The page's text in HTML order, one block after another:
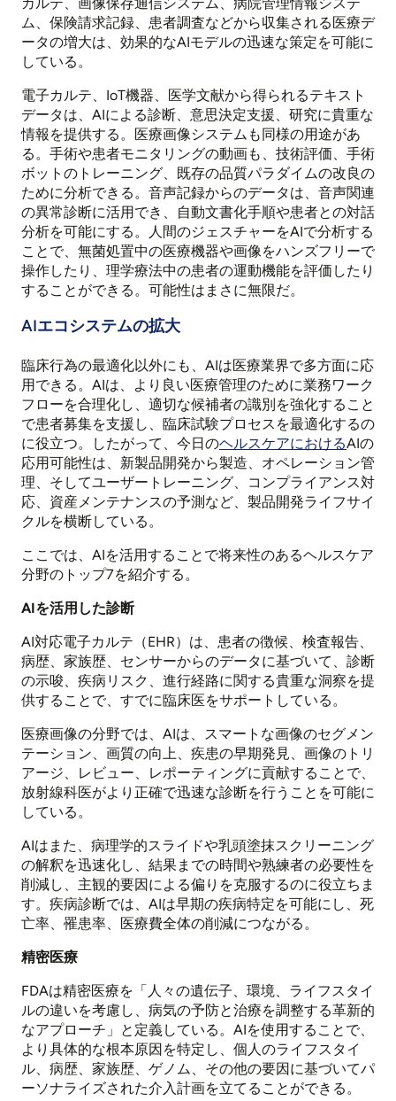
カルテ、画像保存通信システム、病院管理情報システ
ム、保険請求記録、患者調査などから収集される医療デ
ータの増大は、効果的なAIモデルの迅速な策定を可能に
している。
電子カルテ、IoT機器、医学文献から得られるテキスト
データは、AIによる診断、意思決定支援、研究に貴重な
情報を提供する。医療画像システムも同様の用途があ
る。手術や患者モニタリングの動画も、技術評価、手術
ボットのトレーニング、既存の品質パラダイムの改良の
ために分析できる。音声記録からのデータは、音声関連
の異常診断に活用でき、自動文書化手順や患者との対話
分析を可能にする。人間のジェスチャーをAIで分析する
ことで、無菌処置中の医療機器や画像をハンズフリーで
操作したり、理学療法中の患者の運動機能を評価したり
することができる。可能性はまさに無限だ。
AIエコシステムの拡大
臨床行為の最適化以外にも、AIは医療業界で多方面に応
用できる。AIは、より良い医療管理のために業務ワーク
フローを合理化し、適切な候補者の識別を強化すること
で患者募集を支援し、臨床試験プロセスを最適化するの
に役立つ。したがって、今日のヘルスケアにおけるAIの
応用可能性は、新製品開発から製造、オペレーション管
理、そしてユーザートレーニング、コンプライアンス対
応、資産メンテナンスの予測など、製品開発ライフサイ
クルを横断している。
ここでは、AIを活用することで将来性のあるヘルスケア
分野のトップ7を紹介する。
AIを活用した診断
AI対応電子カルテ（EHR）は、患者の徴候、検査報告、
病歴、家族歴、センサーからのデータに基づいて、診断
の示唆、疾病リスク、進行経路に関する貴重な洞察を提
供することで、すでに臨床医をサポートしている。
医療画像の分野では、AIは、スマートな画像のセグメン
テーション、画質の向上、疾患の早期発見、画像のトリ
アージ、レビュー、レポーティングに貢献することで、
放射線科医がより正確で迅速な診断を行うことを可能に
している。
AIはまた、病理学的スライドや乳頭塗抹スクリーニング
の解釈を迅速化し、結果までの時間や熟練者の必要性を
削減し、主観的要因による偏りを克服するのに役立ちま
す。疾病診断では、AIは早期の疾病特定を可能にし、死
亡率、罹患率、医療費全体の削減につながる。
精密医療
FDAは精密医療を「人々の遺伝子、環境、ライフスタイ
ルの違いを考慮し、病気の予防と治療を調整する革新的
なアプローチ」と定義している。AIを使用することで、
より具体的な根本原因を特定し、個人のライフスタイ
ル、病歴、家族歴、ゲノム、その他の要因に基づいてパ
ーソナライズされた介入計画を立てることができる。